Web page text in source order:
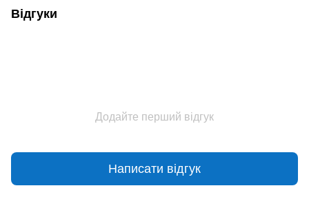
Відгуки
Додайте перший відгук
Написати відгук